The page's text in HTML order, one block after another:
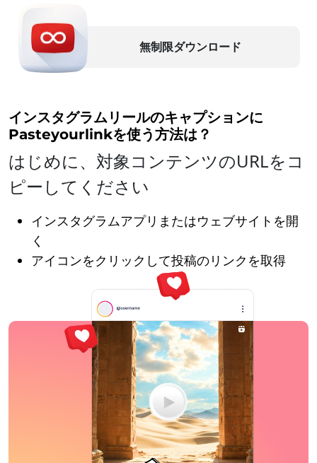
無制限ダウンロード
インスタグラムリールのキャプションに
Pasteyourlinkを使う方法は？
はじめに、対象コンテンツのURLをコ
ピーしてください
インスタグラムアプリまたはウェブサイトを開
く
アイコンをクリックして投稿のリンクを取得